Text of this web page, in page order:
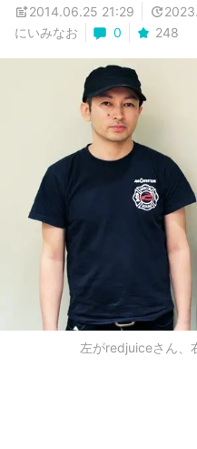
2014.06.25 21:29
にいみなお
0 248
左がredjuiceさん、